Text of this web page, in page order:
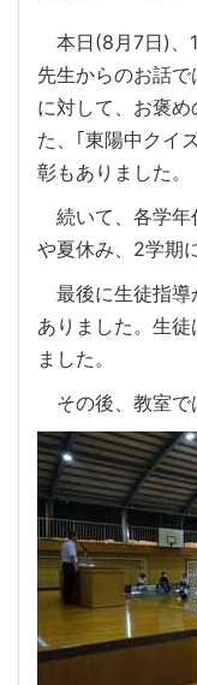
本日(8月7日)、
先生からのお話で
に対して、お褒
た、｢東陽中クイ
彰もありました。
続いて、各学年
や夏休み、2学期
最後に生徒指導
ありました。生
ました。
その後、教室で